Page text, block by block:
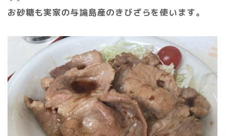
お砂糖も実家の与論島産のきびざらを使います。